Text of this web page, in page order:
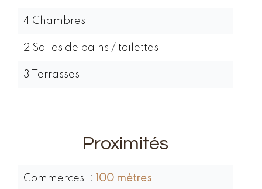
4 Chambres
2 Salles de bains / toilettes
3 Terrasses
Proximités
Commerces 100 mètres